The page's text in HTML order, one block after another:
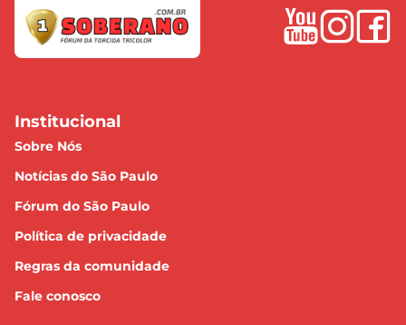
Institucional
Sobre Nós
Notícias do São Paulo
Fórum do São Paulo
Política de privacidade
Regras da comunidade
Fale conosco